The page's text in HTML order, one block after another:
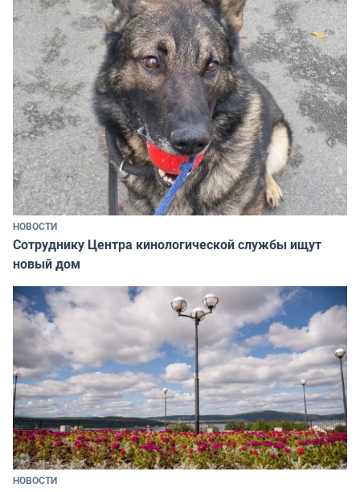
НОВОСТИ
Сотруднику Центра кинологической службы ищут
новый дом
НОВОСТИ